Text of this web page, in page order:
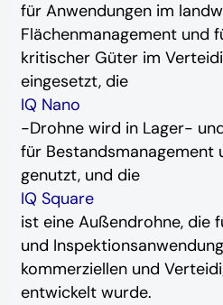
für Anwendungen im
Flächenmanagement und
kritischer Güter im
eingesetzt, die
IQ Nano
-Drohne wird in Lager-
für Bestandsmanagement
genutzt, und die
IQ Square
ist eine Außendrohne, die
und
kommerziellen und
entwickelt wurde.